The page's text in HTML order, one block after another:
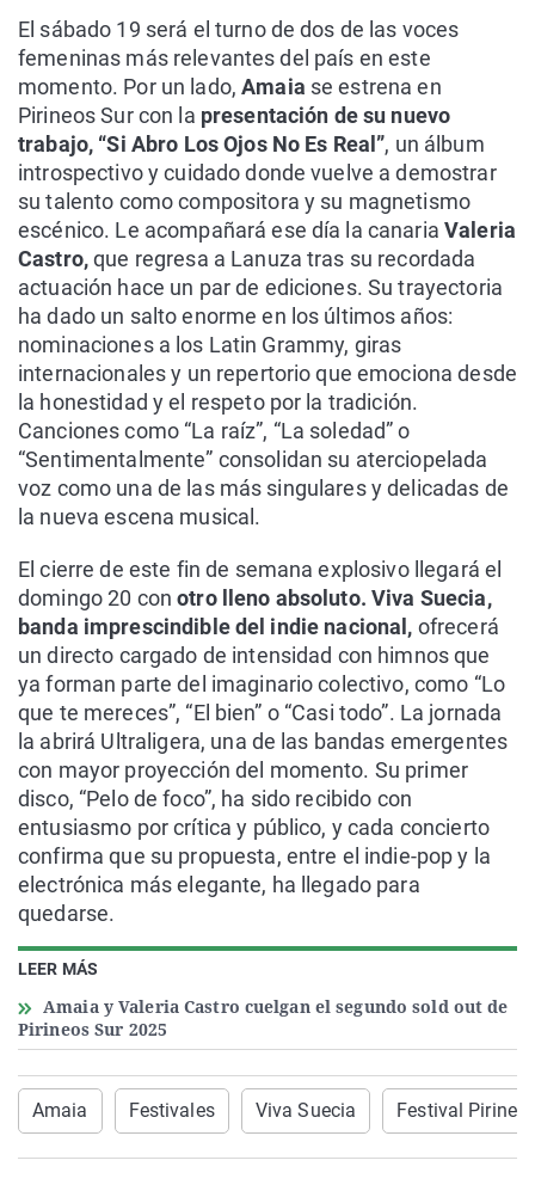
LEER MÁS
Amaia y Valeria Castro cuelgan el segundo sold out de
Pirineos Sur 2025
El sábado 19 será el turno de dos de las voces
femeninas más relevantes del país en este
momento. Por un lado, Amaia se estrena en
Pirineos Sur con la presentación de su nuevo
trabajo, “Si Abro Los Ojos No Es Real”, un álbum
introspectivo y cuidado donde vuelve a demostrar
su talento como compositora y su magnetismo
escénico. Le acompañará ese día la canaria Valeria
Castro,que regresa a Lanuza tras su recordada
actuación hace un par de ediciones. Su trayectoria
ha dado un salto enorme en los últimos años:
nominaciones a los Latin Grammy, giras
internacionales y un repertorio que emociona desde
la honestidad y el respeto por la tradición.
Canciones como “La raíz”, “La soledad” o
“Sentimentalmente” consolidan su aterciopelada
voz como una de las más singulares y delicadas de
la nueva escena musical.
El cierre de este fin de semana explosivo llegará el
domingo 20 con otro lleno absoluto. Viva Suecia,
banda imprescindible del indie nacional, ofrecerá
un directo cargado de intensidad con himnos que
ya forman parte del imaginario colectivo, como “Lo
que te mereces”, “El bien” o “Casi todo”. La jornada
la abrirá Ultraligera, una de las bandas emergentes
con mayor proyección del momento. Su primer
disco, “Pelo de foco”, ha sido recibido con
entusiasmo por crítica y público, y cada concierto
confirma que su propuesta, entre el indie-pop y la
electrónica más elegante, ha llegado para
quedarse.
Amaia Festivales Viva Suecia Festival